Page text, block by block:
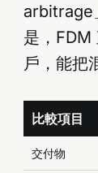
arbitrage
是，FDM
戶，能把
比較項目
交付物